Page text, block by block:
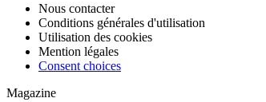
Nous contacter
Conditions générales d'utilisation
Utilisation des cookies
Mention légales
Consent choices
Magazine